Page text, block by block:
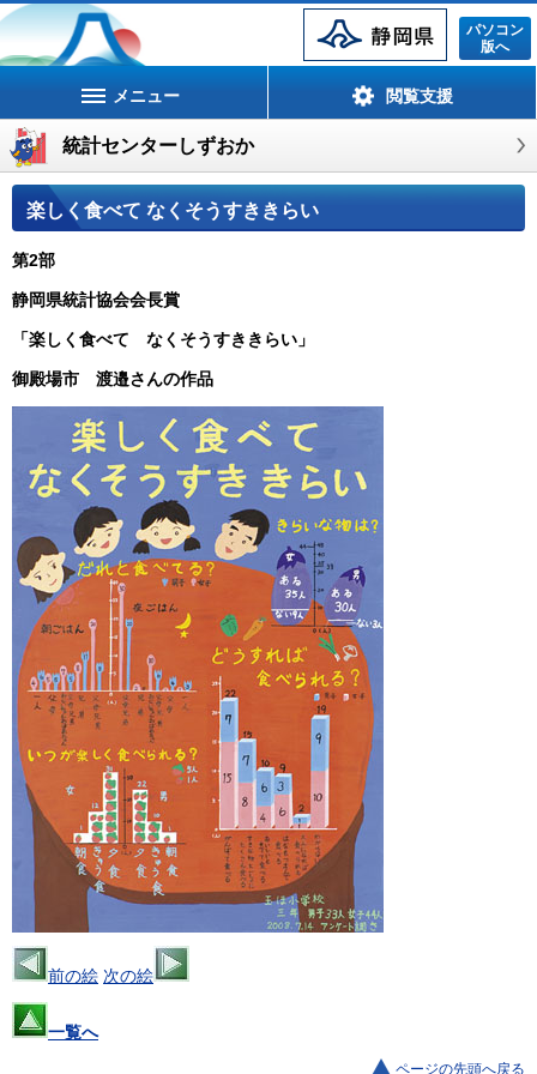
静岡県
パソコン
版へ
メニュー 閲覧支援
統計センターしずおか
楽しく食べて なくそうすききらい
第2部
静岡県統計協会会長賞
「楽しく食べて なくそうすききらい」
御殿場市 渡邉さんの作品
前の絵 次の絵
一覧へ
ページの先頭へ戻る